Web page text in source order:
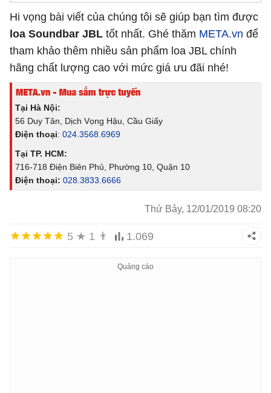
Hi vọng bài viết của chúng tôi sẽ giúp bạn tìm được
loa Soundbar JBL tốt nhất. Ghé thăm META.vn để
tham khảo thêm nhiều sản phẩm loa JBL chính
hãng chất lượng cao với mức giá ưu đãi nhé!
Tại Hà Nội:
56 Duy Tân, Dịch Vọng Hậu, Cầu Giấy
Điện thoại: 024.3568.6969
Tại TP. HCM:
716-718 Điện Biên Phủ, Phường 10, Quận 10
Điện thoại: 028.3833.6666
Thứ Bảy, 12/01/2019 08:20
5 ★ 1 👨 1.069